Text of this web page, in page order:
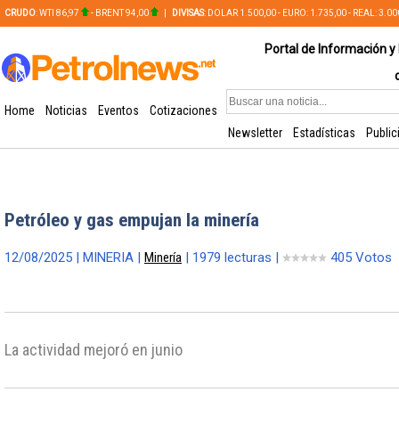
CRUDO: WTI 86,97 - BRENT 94,00 DIVISAS: DOLAR 1.500,00 - EURO: 1.735,00 - REAL:
Portal de Información
Home Noticias Eventos
Cotizaciones
Newsletter
Estadísticas
Petróleo y gas empujan la minería
12/08/2025 | MINERIA | Minería | 1979 lecturas | 405 Votos
La actividad mejoró en junio